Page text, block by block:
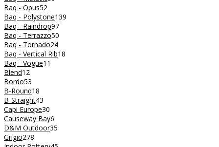
Baq - Opus52
Baq - Polystone139
Baq - Raindrop97
Baq - Terrazzo50
Baq - Tornado24
Baq - Vertical Rib18
Baq - Vogue11
Blend12
Bordo53
B-Round18
B-Straight43
Capi Europe30
Causeway Bay6
D&M Outdoor35
Grigio278